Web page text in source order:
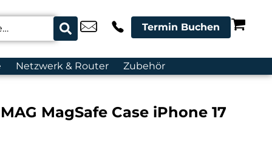
Termin Buchen
Netzwerk & Router Zubehör
MagSafe Case iPhone 17